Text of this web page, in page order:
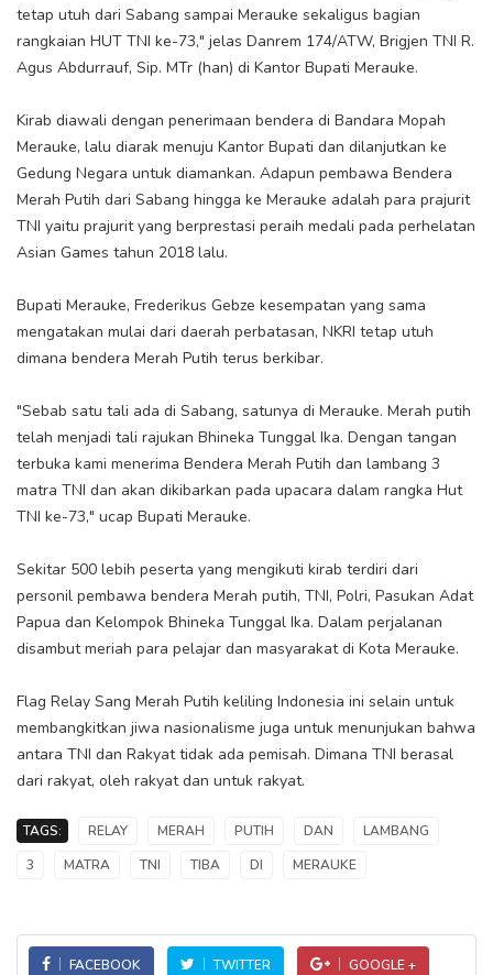
tetap utuh dari Sabang sampai Merauke sekaligus bagian
rangkaian HUT TNI ke-73," jelas Danrem 174/ATW, Brigjen TNI R.
Agus Abdurrauf, Sip. MTr (han) di Kantor Bupati Merauke.
Kirab diawali dengan penerimaan bendera di Bandara Mopah
Merauke, lalu diarak menuju Kantor Bupati dan dilanjutkan ke
Gedung Negara untuk diamankan. Adapun pembawa Bendera
Merah Putih dari Sabang hingga ke Merauke adalah para prajurit
TNI yaitu prajurit yang berprestasi peraih medali pada perhelatan
Asian Games tahun 2018 lalu.
Bupati Merauke, Frederikus Gebze kesempatan yang sama
mengatakan mulai dari daerah perbatasan, NKRI tetap utuh
dimana bendera Merah Putih terus berkibar.
"Sebab satu tali ada di Sabang, satunya di Merauke. Merah putih
telah menjadi tali rajukan Bhineka Tunggal Ika. Dengan tangan
terbuka kami menerima Bendera Merah Putih dan lambang 3
matra TNI dan akan dikibarkan pada upacara dalam rangka Hut
TNI ke-73," ucap Bupati Merauke.
Sekitar 500 lebih peserta yang mengikuti kirab terdiri dari
personil pembawa bendera Merah putih, TNI, Polri, Pasukan Adat
Papua dan Kelompok Bhineka Tunggal Ika. Dalam perjalanan
disambut meriah para pelajar dan masyarakat di Kota Merauke.
Flag Relay Sang Merah Putih keliling Indonesia ini selain untuk
membangkitkan jiwa nasionalisme juga untuk menunjukan bahwa
antara TNI dan Rakyat tidak ada pemisah. Dimana TNI berasal
dari rakyat, oleh rakyat dan untuk rakyat.
TAGS: RELAY MERAH PUTIH DAN
LAMBANG
3
MATRA TNI TIBA DI MERAUKE
FACEBOOK TWITTER GOOGLE +